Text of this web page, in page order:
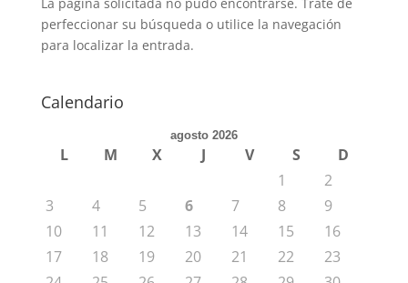
perfeccionar su búsqueda o utilice la navegación
para localizar la entrada.
Calendario
agosto 2026
L M X J V S
D
1
2
3
4 5 6 7 8
9
10
11 12 13 14 15
16
17
18 19 20 21 22
23